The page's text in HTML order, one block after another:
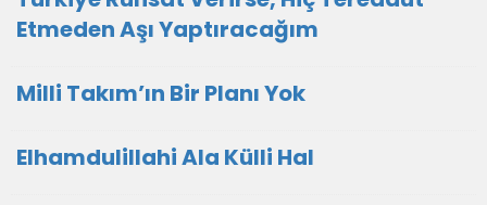
Etmeden Aşı Yaptıracağım
Milli Takım’ın Bir Planı Yok
Elhamdulillahi Ala Külli Hal